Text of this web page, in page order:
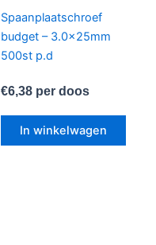
Spaanplaatschroef
budget – 3.0x25mm
500st p.d
€6,38per doos
In winkelwagen